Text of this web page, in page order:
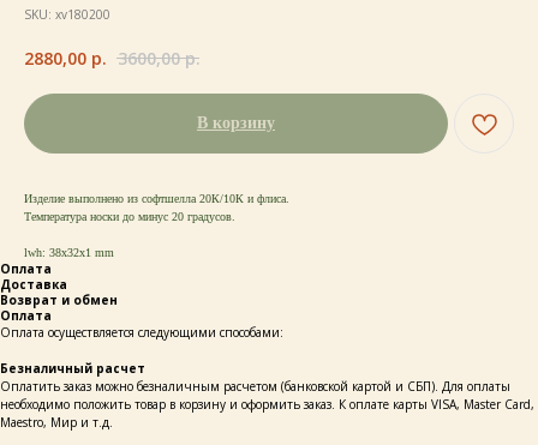
SKU: xv180200
2880,00 р. 3600,00 р.
В корзину
Изделие выполнено из софтшелла 20К/10К и флиса.
Температура носки до минус 20 градусов.
lwh: 38x32x1 mm
Оплата
Доставка
Возврат и обмен
Оплата
Оплата осуществляется следующими способами:
Безналичный расчет
Оплатить заказ можно безналичным расчетом (банковской картой и СБП). Для оплаты
необходимо положить товар в корзину и оформить заказ. К оплате карты VISA, Master Card,
Maestro, Мир и т.д.